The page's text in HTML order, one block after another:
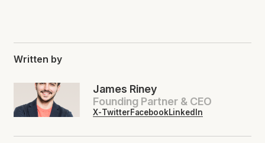
Written by
James Riney
Founding Partner & CEO
X-TwitterFacebookLinkedIn